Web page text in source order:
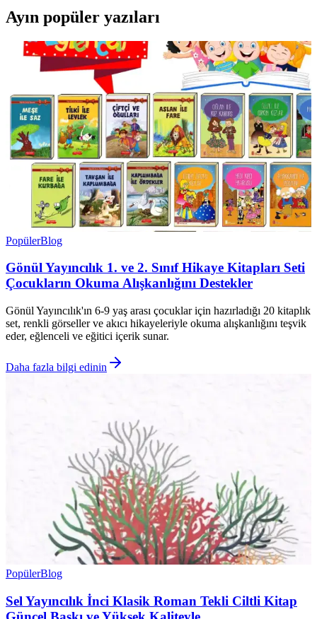
Ayın popüler yazıları
PopülerBlog
Gönül Yayıncılık 1. ve 2. Sınıf Hikaye Kitapları Seti
Çocukların Okuma Alışkanlığını Destekler
Gönül Yayıncılık'ın 6-9 yaş arası çocuklar için hazırladığı 20 kitaplık
set, renkli görseller ve akıcı hikayeleriyle okuma alışkanlığını teşvik
eder, eğlenceli ve eğitici içerik sunar.
Daha fazla bilgi edinin
PopülerBlog
Sel Yayıncılık İnci Klasik Roman Tekli Ciltli Kitap